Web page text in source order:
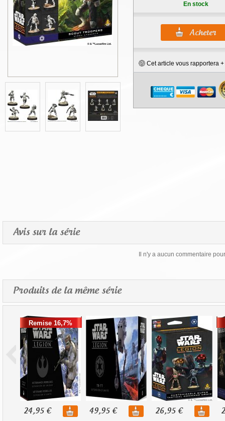
En stock
Cet article vous rapportera +
Avis sur la série
Il n'y a aucun commentaire
Produits de la même série
Remise 16,7%
24,95 € 49,95 € 26,95 €